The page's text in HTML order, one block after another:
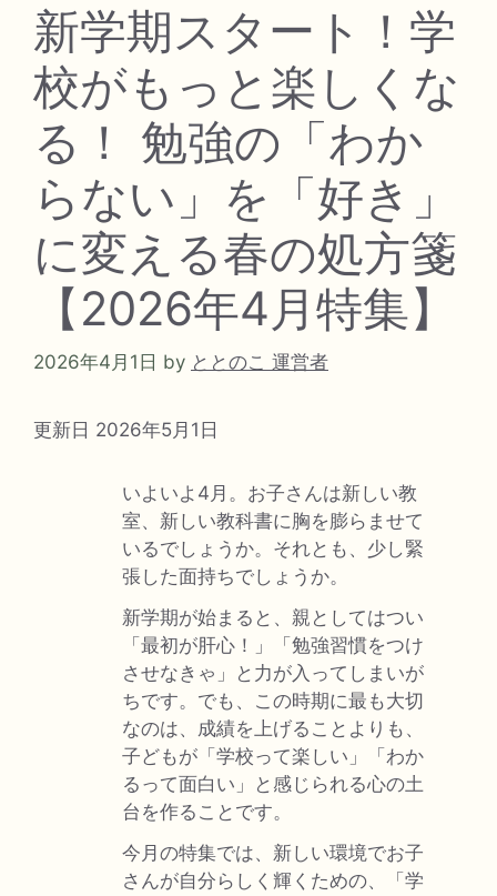
新学期スタート！学
校がもっと楽しくな
る！ 勉強の「わか
らない」を「好き」
に変える春の処方箋
【2026年4月特集】
2026年4月1日 by ととのこ 運営者
更新日 2026年5月1日
いよいよ4月。お子さんは新しい教
室、新しい教科書に胸を膨らませて
いるでしょうか。それとも、少し緊
張した面持ちでしょうか。
新学期が始まると、親としてはつい
「最初が肝心！」「勉強習慣をつけ
させなきゃ」と力が入ってしまいが
ちです。でも、この時期に最も大切
なのは、成績を上げることよりも、
子どもが「学校って楽しい」「わか
るって面白い」と感じられる心の土
台を作ることです。
今月の特集では、新しい環境でお子
さんが自分らしく輝くための、「学